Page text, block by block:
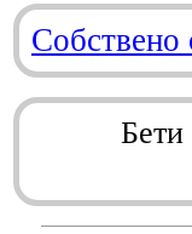
Собствено